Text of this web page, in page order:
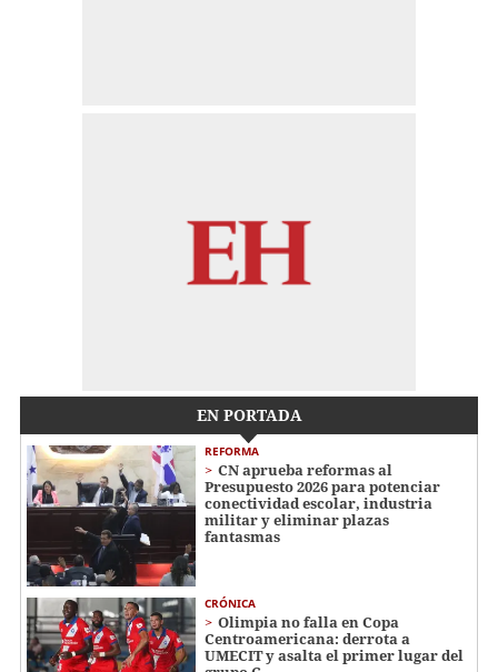
EN PORTADA
REFORMA
CN aprueba reformas al
Presupuesto 2026 para potenciar
conectividad escolar, industria
militar y eliminar plazas
fantasmas
CRÓNICA
Olimpia no falla en Copa
Centroamericana: derrota a
UMECIT y asalta el primer lugar del